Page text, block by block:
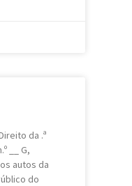
da .ª
__ G,
autos da
do